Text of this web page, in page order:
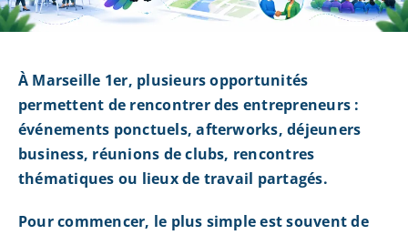
À Marseille 1er, plusieurs opportunités
permettent de rencontrer des entrepreneurs :
événements ponctuels, afterworks, déjeuners
business, réunions de clubs, rencontres
thématiques ou lieux de travail partagés.
Pour commencer, le plus simple est souvent de